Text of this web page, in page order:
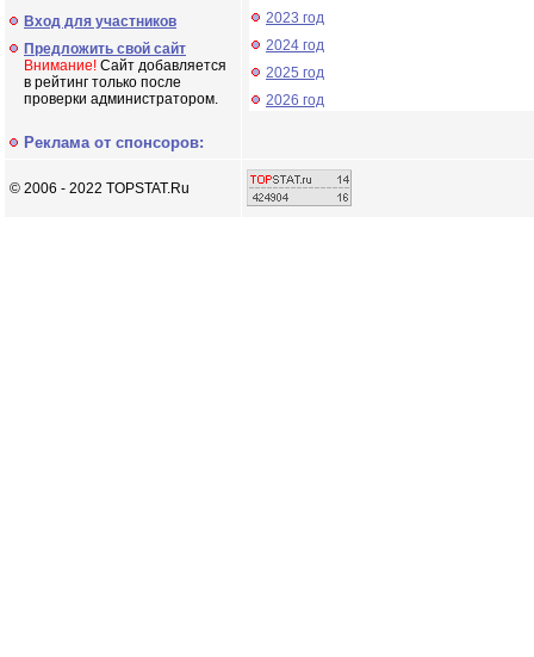
Вход для участников
Предложить свой сайт
Внимание! Сайт добавляется
в рейтинг только после
проверки администратором.
Реклама от спонсоров:
2023 год
2024 год
2025 год
2026 год
© 2006 - 2022 TOPSTAT.Ru